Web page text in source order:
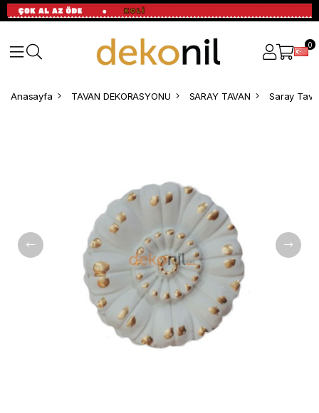
0
Anasayfa TAVAN DEKORASYONU SARAY TAVAN Saray